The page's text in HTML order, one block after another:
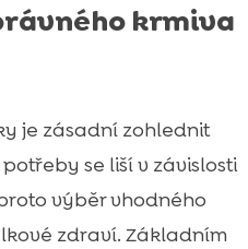
krmiva
je zásadní zohlednit
se liší v závislosti
výběr vhodného
zdraví. Základním